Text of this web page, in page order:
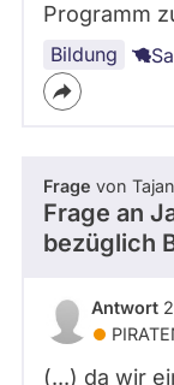
Programm
Bildung
Frage von
Frage an
bezüglich
Antwort
(...) da wir